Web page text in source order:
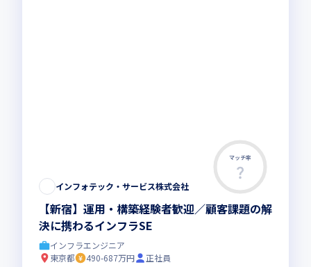
マッチ率
インフォテック・サービス株式会社
【新宿】運用・構築経験者歓迎／顧客課題の解
決に携わるインフラSE
インフラエンジニア
東京都
490-687万円
正社員